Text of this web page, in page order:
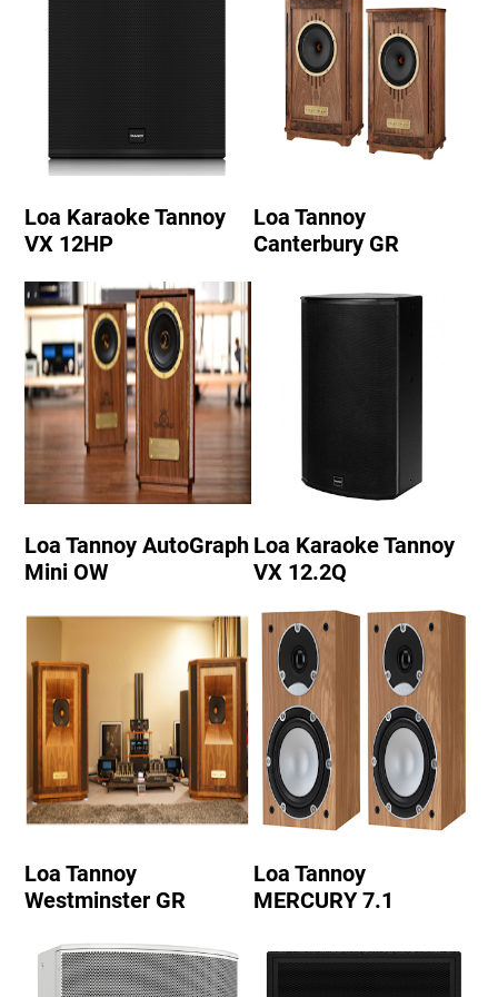
Loa Karaoke Tannoy
VX 12HP
Loa Tannoy
Canterbury GR
Loa Tannoy AutoGraph
Mini OW
Loa Karaoke Tannoy
VX 12.2Q
Loa Tannoy
Westminster GR
Loa Tannoy
MERCURY 7.1